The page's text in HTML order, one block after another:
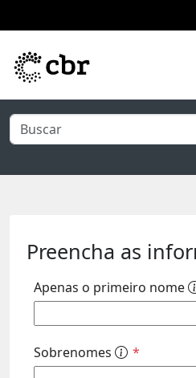
Preencha as
Apenas o primeiro nome
Sobrenomes *